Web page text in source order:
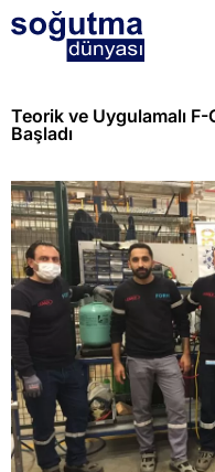
Teorik ve Uygulamalı
Başladı